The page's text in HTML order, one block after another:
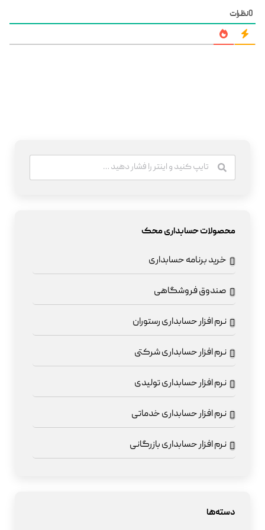
0نظرات
محصولات حسابداری محک
خرید برنامه حسابداری
صندوق فروشگاهی
نرم افزار حسابداری رستوران
نرم افزار حسابداری شرکتی
نرم افزار حسابداری تولیدی
نرم افزار حسابداری خدماتی
نرم افزار حسابداری بازرگانی
دسته‌ها